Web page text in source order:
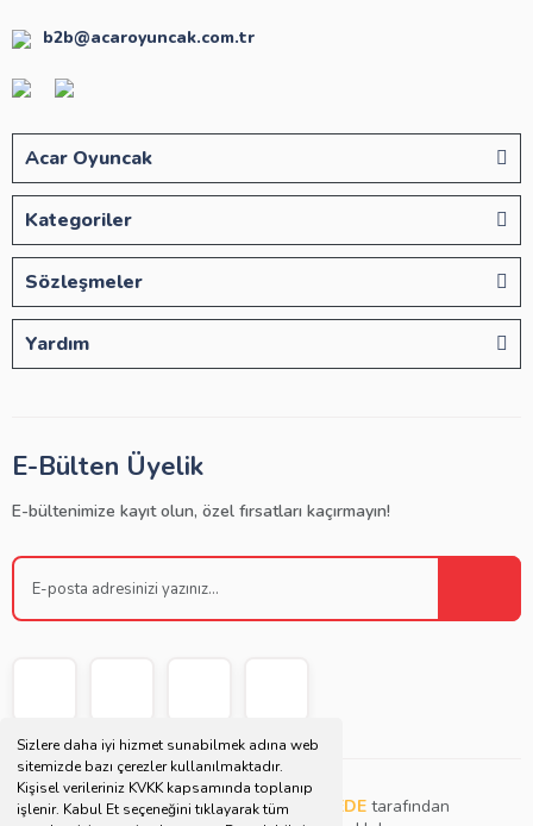
Sizlere daha iyi hizmet sunabilmek adına web
sitemizde bazı çerezler kullanılmaktadır.
Kişisel verileriniz KVKK kapsamında toplanıp
işlenir. Kabul Et seçeneğini tıklayarak tüm
b2b@acaroyuncak.com.tr
Acar Oyuncak
Kategoriler
Sözleşmeler
Yardım
E-Bülten Üyelik
E-bültenimize kayıt olun, özel fırsatları kaçırmayın!
Copyright © 2021 | Bu websitesiMüjdat DEDE tarafından